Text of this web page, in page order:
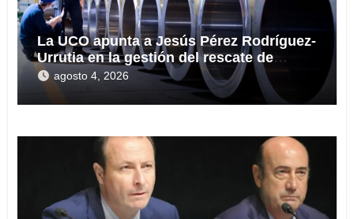
La UCO apunta a Jesús Pérez Rodríguez-
Urrutia en la gestión del rescate de
Tubos Reunidos
agosto 4, 2026